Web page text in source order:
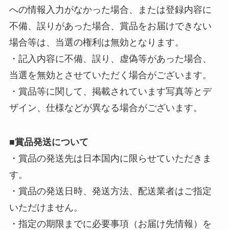
への情報入力がなかった場合、または登録内容に
不備、誤りがあった場合、賞品をお届けできない
場合等は、当選の権利は無効となります。
・記入内容に不備、誤り、虚偽等があった場合、
当選を無効とさせていただく場合がございます。
・賞品等に関して、掲載されています写真等とデ
ザイン、仕様などが異なる場合がございます。
■賞品発送について
・賞品の発送先は日本国内に限らせていただきま
す。
・賞品の発送日時、発送方法、配送業者はご指定
いただけません。
・指定の期限までに必要事項（お届け先情報）を